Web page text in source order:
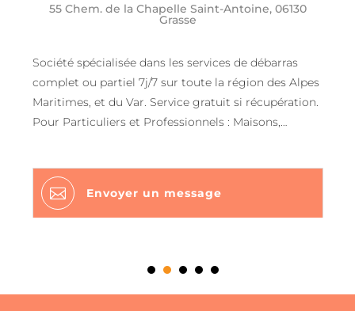
55 Chem. de la Chapelle Saint-Antoine, 06130
Grasse
Société spécialisée dans les services de débarras
complet ou partiel 7j/7 sur toute la région des Alpes
Maritimes, et du Var. Service gratuit si récupération.
Pour Particuliers et Professionnels : Maisons,
déchetterie ou recyclage de vos objets enlevés par
nos soins. Nous faisons dons de certains objets ou
vêtements aux hôpitaux ou associations caritatives.
 Envoyer un message